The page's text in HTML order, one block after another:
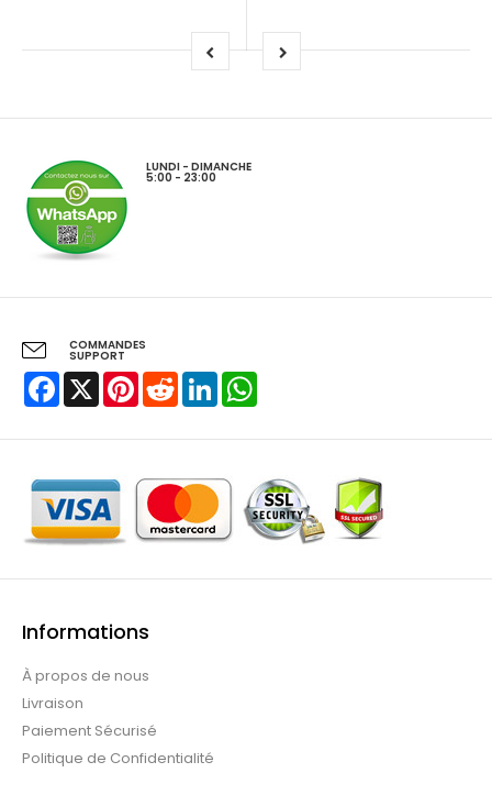
LUNDI - DIMANCHE
5:00 - 23:00
COMMANDES
SUPPORT
Facebook
X PinterestRedditLinkedIn
Informations
À propos de nous
Livraison
Paiement Sécurisé
Politique de Confidentialité